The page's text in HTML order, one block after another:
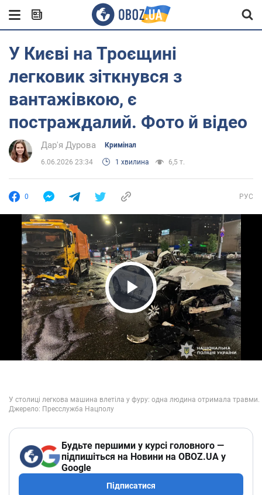
У Києві на Троєщині
легковик зіткнувся з
вантажівкою, є
постраждалий. Фото й відео
Дар'я Дурова Кримінал
6.06.2026 23:34 1 хвилина 6,5 т.
0 РУС
Play Video
Будьте першими у курсі головного —
підпишіться на Новини на OBOZ.UA у
Google
Підписатися